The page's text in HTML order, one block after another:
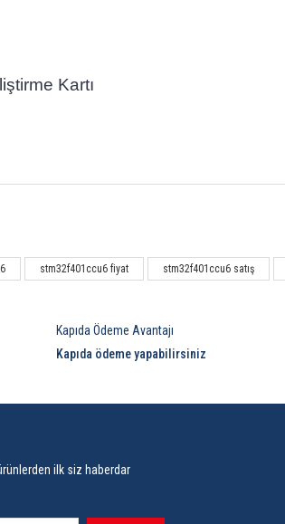
Kartı
stm32f401ccu6 fiyat stm32f401ccu6 satış
Kapıda Ödeme Avantajı
Kapıda ödeme yapabilirsiniz
ilk siz haberdar